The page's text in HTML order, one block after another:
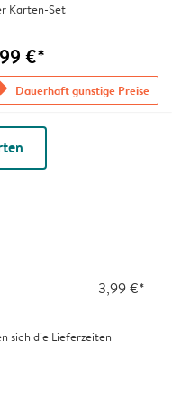
Karten-Set
€*
Dauerhaft günstige Preise
3,99 €*
sich die Lieferzeiten